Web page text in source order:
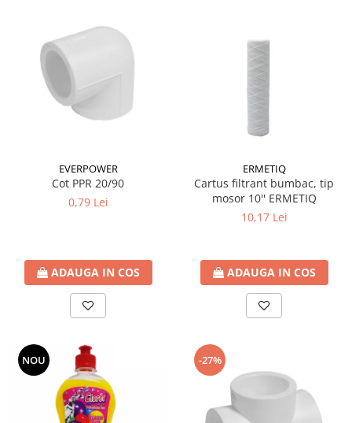
EVERPOWER
Cot PPR 20/90
0,79 Lei
ADAUGA IN COS
ERMETIQ
Cartus filtrant bumbac, tip
mosor 10'' ERMETIQ
10,17 Lei
ADAUGA IN COS
NOU -27%